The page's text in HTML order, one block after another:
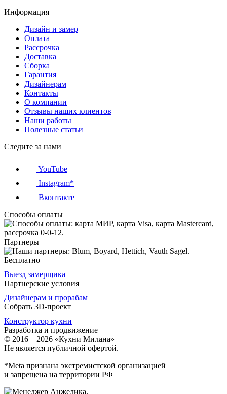
Информация
Дизайн и замер
Оплата
Рассрочка
Доставка
Сборка
Гарантия
Дизайнерам
Контакты
О компании
Отзывы наших клиентов
Наши работы
Полезные статьи
Следите за нами
YouTube
Instagram*
Вконтакте
Способы оплаты
Партнеры
Бесплатно
Выезд замерщика
Партнерские условия
Дизайнерам и прорабам
Собрать 3D-проект
Конструктор кухни
Разработка и продвижение —
© 2016 – 2026 «Кухни Милана»
Не является публичной офертой.
*Meta признана экстремистской организацией
и запрещена на территории РФ